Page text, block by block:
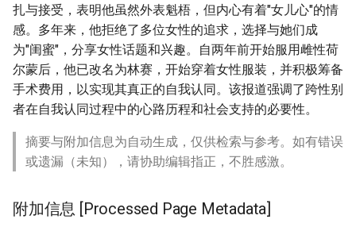
扎与接受，表明他虽然外表魁梧，但内心有着"女儿心"的情
感。多年来，他拒绝了多位女性的追求，选择与她们成
为"闺蜜"，分享女性话题和兴趣。自两年前开始服用雌性荷
尔蒙后，他已改名为林赛，开始穿着女性服装，并积极筹备
手术费用，以实现其真正的自我认同。该报道强调了跨性别
者在自我认同过程中的心路历程和社会支持的必要性。
摘要与附加信息为自动生成，仅供检索与参考。如有错误
或遗漏（未知），请协助编辑指正，不胜感激。
附加信息 [Processed Page Metadata]